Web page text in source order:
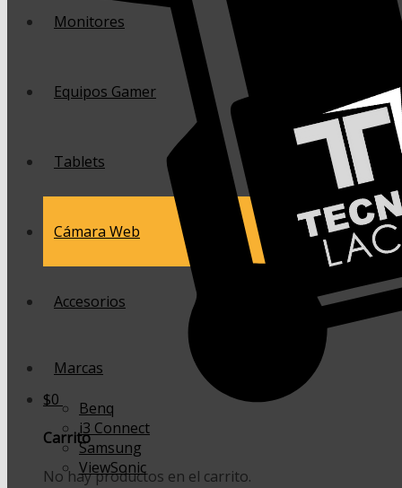
$0
Carrito
No hay productos en el carrito.
Monitores
Equipos Gamer
Tablets
Cámara Web
Accesorios
Marcas
Benq
i3 Connect
Samsung
ViewSonic